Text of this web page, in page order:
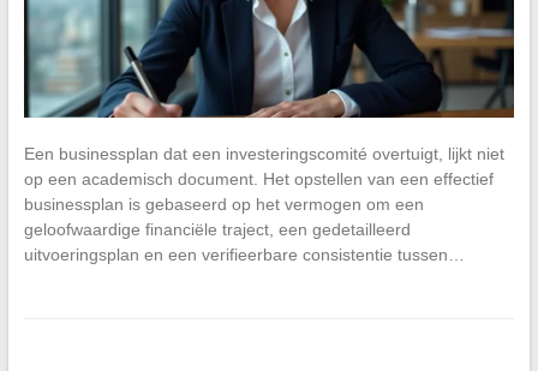
Een businessplan dat een investeringscomité overtuigt, lijkt niet
op een academisch document. Het opstellen van een effectief
businessplan is gebaseerd op het vermogen om een
geloofwaardige financiële traject, een gedetailleerd
uitvoeringsplan en een verifieerbare consistentie tussen…